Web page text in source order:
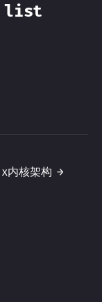
list
内核架构 →